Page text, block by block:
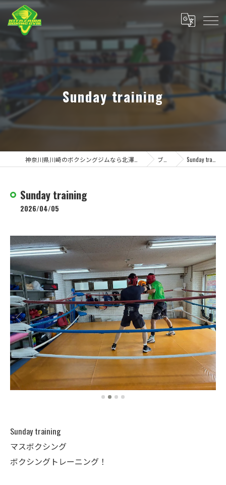
Sunday training
ブログ Sunday training
Sunday training
2026/04/05
Sunday training
マスボクシング
ボクシングトレーニング！